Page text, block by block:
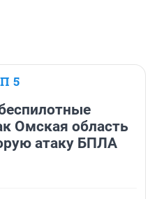
5
Омская область
атаку БПЛА